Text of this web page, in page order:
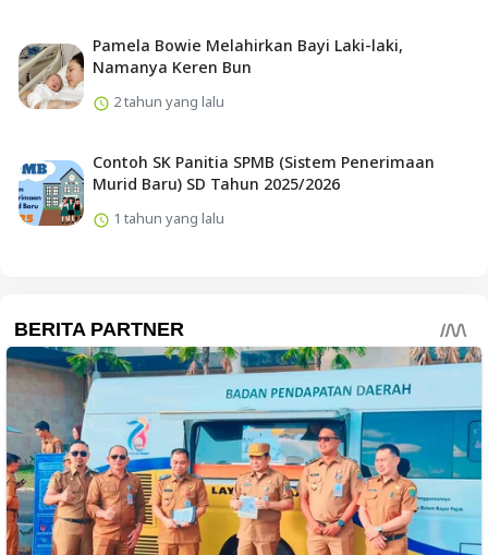
Pamela Bowie Melahirkan Bayi Laki-laki,
Namanya Keren Bun
2 tahun yang lalu
Contoh SK Panitia SPMB (Sistem Penerimaan
Murid Baru) SD Tahun 2025/2026
1 tahun yang lalu